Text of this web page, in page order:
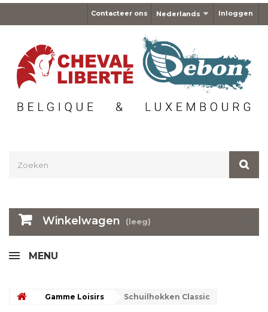
Inloggen
Nederlands
Contacteer ons
Winkelwagen (leeg)
MENU
Gamme Loisirs Schuilhokken Classic